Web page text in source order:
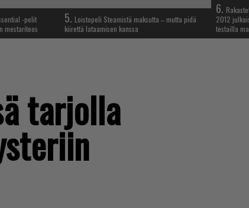
-pelit
mestariteos
5. Loistopeli Steamistä maksutta – mutta pidä
kiirettä lataamisen kanssa
6.
2012
testailla
tarjolla